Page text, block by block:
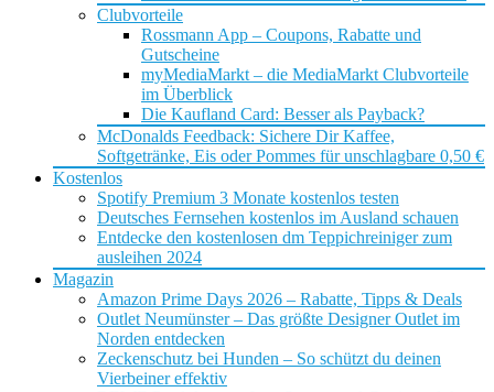
Clubvorteile
Rossmann App – Coupons, Rabatte und
Gutscheine
myMediaMarkt – die MediaMarkt Clubvorteile
im Überblick
Die Kaufland Card: Besser als Payback?
McDonalds Feedback: Sichere Dir Kaffee,
Softgetränke, Eis oder Pommes für unschlagbare 0,50 €
Kostenlos
Spotify Premium 3 Monate kostenlos testen
Deutsches Fernsehen kostenlos im Ausland schauen
Entdecke den kostenlosen dm Teppichreiniger zum
ausleihen 2024
Magazin
Amazon Prime Days 2026 – Rabatte, Tipps & Deals
Outlet Neumünster – Das größte Designer Outlet im
Norden entdecken
Zeckenschutz bei Hunden – So schützt du deinen
Vierbeiner effektiv